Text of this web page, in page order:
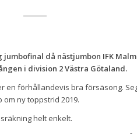
då nästjumbon IFK
i division 2 Västra Götaland.
en förhållandevis bra försäsong.
om ny toppstrid 2019.
helt enkelt.